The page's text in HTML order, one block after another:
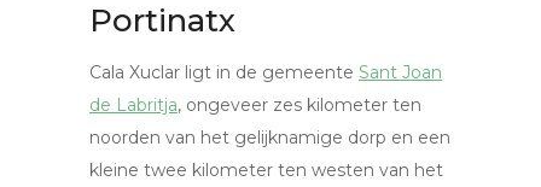
Portinatx
Cala Xuclar ligt in de gemeente Sant Joan
de Labritja, ongeveer zes kilometer ten
noorden van het gelijknamige dorp en een
kleine twee kilometer ten westen van het